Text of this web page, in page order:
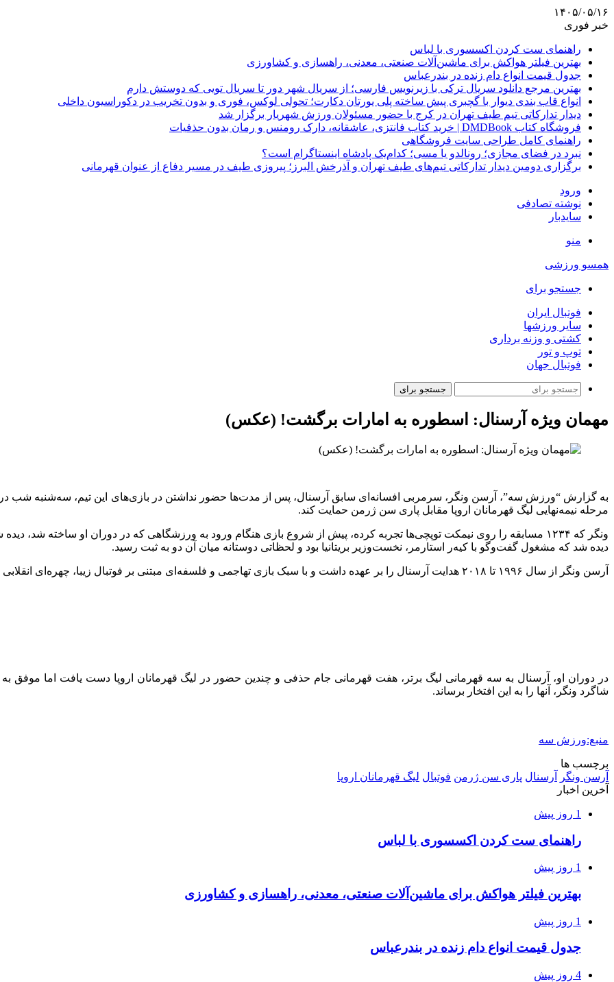
۱۴۰۵/۰۵/۱۶
خبر فوری
راهنمای ست کردن اکسسوری با لباس
بهترین فیلتر هواکش برای ماشین‌آلات صنعتی، معدنی، راهسازی و کشاورزی
جدول قیمت انواع دام زنده در بندرعباس
بهترین مرجع دانلود سریال ترکی با زیرنویس فارسی؛ از سریال شهر دور تا سریال تویی که دوستش دارم
انواع قاب بندی دیوار با گچبری پیش ساخته پلی یورتان دکارت؛ تحولی لوکس، فوری و بدون تخریب در دکوراسیون داخلی
دیدار تدارکاتی تیم طیف تهران در کرج با حضور مسئولان ورزش شهریار برگزار شد
فروشگاه کتاب DMDBook | خرید کتاب فانتزی، عاشقانه، دارک رومنس و رمان بدون حذفیات
راهنمای کامل طراحی سایت فروشگاهی
نبرد در فضای مجازی؛ رونالدو یا مسی؛ کدام‌یک پادشاه اینستاگرام است؟
برگزاری دومین دیدار تدارکاتی تیم‌های طیف تهران و آذرخش البرز؛ پیروزی طیف در مسیر دفاع از عنوان قهرمانی
ورود
نوشته تصادفی
سایدبار
منو
همسو ورزشی
جستجو برای
فوتبال ایران
سایر ورزشها
کشتی و وزنه برداری
توپ و تور
فوتبال جهان
جستجو برای
مهمان ویژه‌ آرسنال: اسطوره به امارات برگشت! (عکس)
به گزارش “ورزش سه”، آرسن ونگر، سرمربی افسانه‌ای سابق آرسنال، پس از مدت‌ها حضور نداشتن در بازی‌های این تیم، سه‌شنبه شب در
مرحله نیمه‌نهایی لیگ قهرمانان اروپا مقابل پاری سن ژرمن حمایت کند.
ونگر که ۱۲۳۴ مسابقه را روی نیمکت توپچی‌ها تجربه کرده، پیش از شروع بازی هنگام ورود به ورزشگاهی که در دوران او ساخته
دیده شد که مشغول گفت‌و‌گو با کیه‌ر استارمر، نخست‌وزیر بریتانیا بود و لحظاتی دوستانه میان آن دو به ثبت رسید.
آرسن ونگر از سال ۱۹۹۶ تا ۲۰۱۸ هدایت آرسنال را بر عهده داشت و با سبک بازی تهاجمی و فلسفه‌ای مبتنی بر فوتبال زیبا، چهره‌ای انقلابی در فوتبال انگلیس شد.
در دوران او، آرسنال به سه قهرمانی لیگ برتر، هفت قهرمانی جام حذفی و چندین حضور در لیگ قهرمانان اروپا دست یافت اما موفق به
شاگرد ونگر، آنها را به این افتخار برساند.
منبع:ورزش سه
برچسب ها
آرسن ونگر
آرسنال پاری سن ژرمن فوتبال لیگ قهرمانان اروپا
آخرین اخبار
1 روز پیش
راهنمای ست کردن اکسسوری با لباس
1 روز پیش
بهترین فیلتر هواکش برای ماشین‌آلات صنعتی، معدنی، راهسازی و کشاورزی
1 روز پیش
جدول قیمت انواع دام زنده در بندرعباس
4 روز پیش